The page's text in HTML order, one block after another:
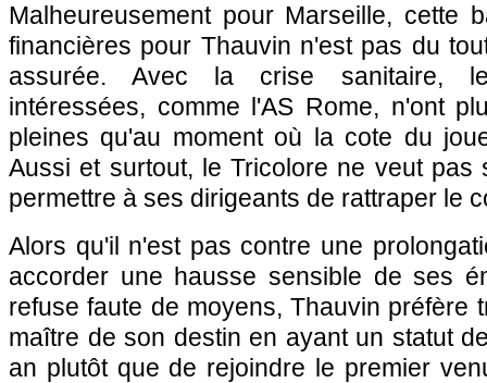
Malheureusement pour Marseille, cette
financières pour Thauvin n'est pas du
assurée. Avec la crise sanitaire,
intéressées, comme l'AS Rome, n'ont
pleines qu'au moment où la cote du
Aussi et surtout, le Tricolore ne veut pas
permettre à ses dirigeants de rattraper le
Alors qu'il n'est pas contre une
accorder une hausse sensible de ses
refuse faute de moyens, Thauvin préfère
maître de son destin en ayant un statut
an plutôt que de rejoindre le premier